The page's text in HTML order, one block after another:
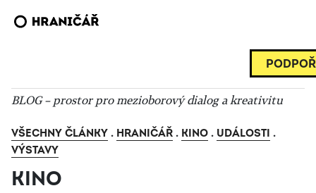
BLOG – prostor pro mezioborový dialog a kreativitu
VŠECHNY ČLÁNKY . HRANIČÁŘ . KINO . UDÁLOSTI .
VÝSTAVY
KINO